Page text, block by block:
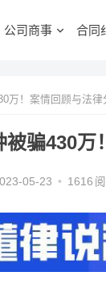
公司商事 合同
万！案情回顾与法律
骗430万
05-23 • 1616